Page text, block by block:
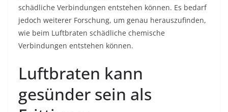
schädliche Verbindungen entstehen können. Es bedarf
jedoch weiterer Forschung, um genau herauszufinden,
wie beim Luftbraten schädliche chemische
Verbindungen entstehen können.
Luftbraten kann
gesünder sein als